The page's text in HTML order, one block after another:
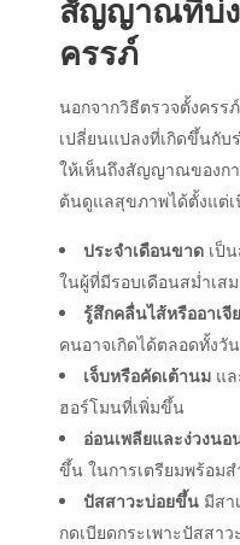
สัญญาณที่บ่ง
ครรภ์
นอกจากวิธีตรวจตั้งครร
เปลี่ยนแปลงที่เกิดขึ้นกับ
ให้เห็นถึงสัญญาณของกา
ต้นดูแลสุขภาพได้ตั้งแ
ประจำเดือนขาด เป็
ในผู้ที่มีรอบเดือนสม่ำเส
รู้สึกคลื่นไส้หรืออาเจี
คนอาจเกิดได้ตลอดทั้งวัน
เจ็บหรือคัดเต้านม แ
ฮอร์โมนที่เพิ่มขึ้น
อ่อนเพลียและง่วงนอ
ขึ้น ในการเตรียมพร้อม
ปัสสาวะบ่อยขึ้น มีสา
กดเบียดกระเพาะปัสสา